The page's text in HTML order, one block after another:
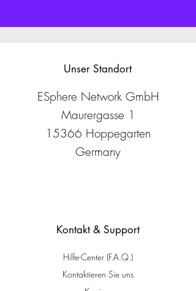
Unser Standort
ESphere Network GmbH
Maurergasse 1
15366 Hoppegarten
Germany
Kontakt & Support
Hilfe-Center (F.A.Q.)
Kontaktieren Sie uns